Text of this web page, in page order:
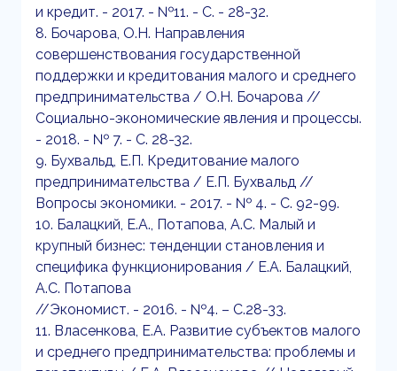
и кредит. - 2017. - №11. - С. - 28-32.
8. Бочарова, О.Н. Направления
совершенствования государственной
поддержки и кредитования малого и среднего
предпринимательства / О.Н. Бочарова //
Социально-экономические явления и процессы.
- 2018. - № 7. - С. 28-32.
9. Бухвальд, Е.П. Кредитование малого
предпринимательства / Е.П. Бухвальд //
Вопросы экономики. - 2017. - № 4. - С. 92-99.
10. Балацкий, Е.А., Потапова, А.С. Малый и
крупный бизнес: тенденции становления и
специфика функционирования / Е.А. Балацкий,
А.С. Потапова
//Экономист. - 2016. - №4. – С.28-33.
11. Власенкова, Е.А. Развитие субъектов малого
и среднего предпринимательства: проблемы и